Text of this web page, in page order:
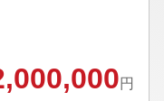
円